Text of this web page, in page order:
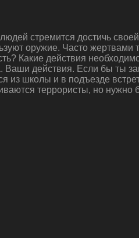
стремится достичь
оружие. Часто жертвами
Какие действия
Ваши действия. Если бы ты
школы и в подъезде
террористы, но нужно